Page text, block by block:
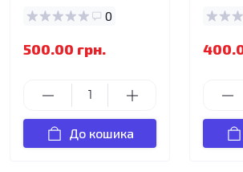
0
500.00 грн.
До кошика